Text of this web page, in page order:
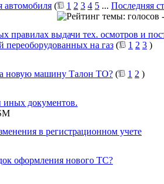
автомобиля ( 1 2 3 4 5 ... Последняя
правилах выдачи тех. осмотров и
переоборудованных на газ ( 1 2 3 )
новую машину Талон ТО? ( 1 2 )
иных документов.
в регистрационном учете
оформления нового ТС?